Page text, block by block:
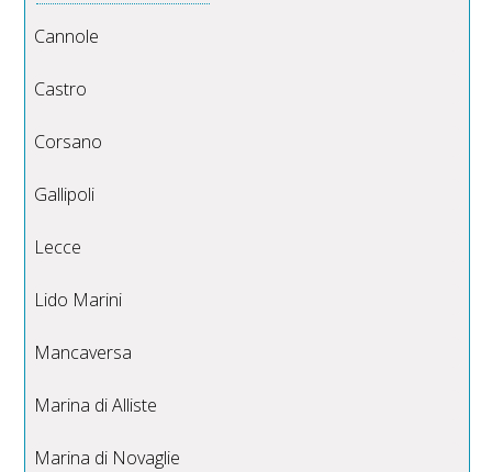
Cannole
Castro
Corsano
Gallipoli
Lecce
Lido Marini
Mancaversa
Marina di Alliste
Marina di Novaglie